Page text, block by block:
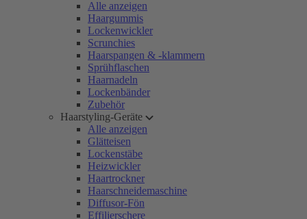
Alle anzeigen
Haargummis
Lockenwickler
Scrunchies
Haarspangen & -klammern
Sprühflaschen
Haarnadeln
Lockenbänder
Zubehör
Haarstyling-Geräte
Alle anzeigen
Glätteisen
Lockenstäbe
Heizwickler
Haartrockner
Haarschneidemaschine
Diffusor-Fön
Effilierschere